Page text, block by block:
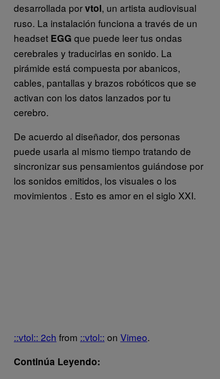
desarrollada porvtol, un artista audiovisual
ruso. La instalación funciona a través de un
headset EGG que puede leer tus ondas
cerebrales y traducirlas en sonido. La
pirámide está compuesta por abanicos,
cables, pantallas y brazos robóticos que se
activan con los datos lanzados por tu
cerebro.
De acuerdo al diseñador, dos personas
puede usarla al mismo tiempo tratando de
sincronizar sus pensamientos guiándose por
los sonidos emitidos, los visuales o los
movimientos . Esto es amor en el siglo XXI.
::vtol:: 2ch from ::vtol:: on Vimeo.
Continúa Leyendo: